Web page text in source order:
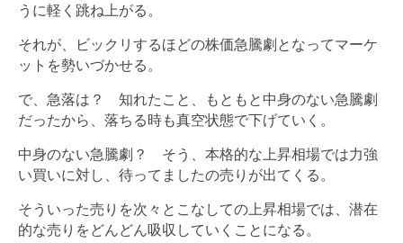
うに軽く跳ね上がる。
それが、ビックリするほどの株価急騰劇となってマーケ
ットを勢いづかせる。
で、急落は？ 知れたこと、もともと中身のない急騰劇
だったから、落ちる時も真空状態で下げていく。
中身のない急騰劇？ そう、本格的な上昇相場では力強
い買いに対し、待ってましたの売りが出てくる。
そういった売りを次々とこなしての上昇相場では、潜在
的な売りをどんどん吸収していくことになる。